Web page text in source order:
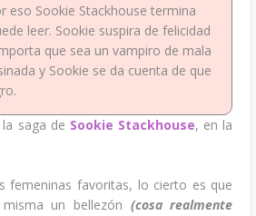
eso Sookie Stackhouse termina
leer. Sookie suspira de felicidad
que sea un vampiro de mala
y Sookie se da cuenta de que
saga de Sookie Stackhouse, en la
femeninas favoritas, lo cierto es que
un bellezón (cosa realmente